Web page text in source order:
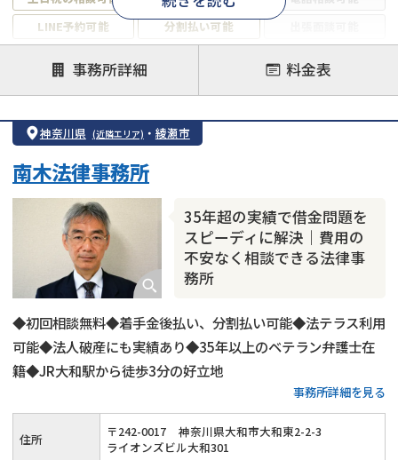
LINE予約可能
分割払い可能
借金返済相談・交渉
自己破産
任意整理
個人再生
時効援用
会社破産・法人破産
カードローン
闇金
事務所詳細 料金表
神奈川県 (近隣エリア) ・ 綾瀬市
35年超の実績で借金問題を
スピーディに解決｜費用の
不安なく相談できる法律事
務所
南木法律事務所
◆初回相談無料◆着手金後払い、分割払い可能◆法テラス利用
可能◆法人破産にも実績あり◆35年以上のベテラン弁護士在
籍◆JR大和駅から徒歩3分の好立地
事務所詳細を見る
住所 〒242-0017
神奈川県大和市大和東2-2-3
ライオンズビル大和301